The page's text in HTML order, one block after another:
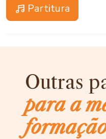
Partitura
Outras
para a